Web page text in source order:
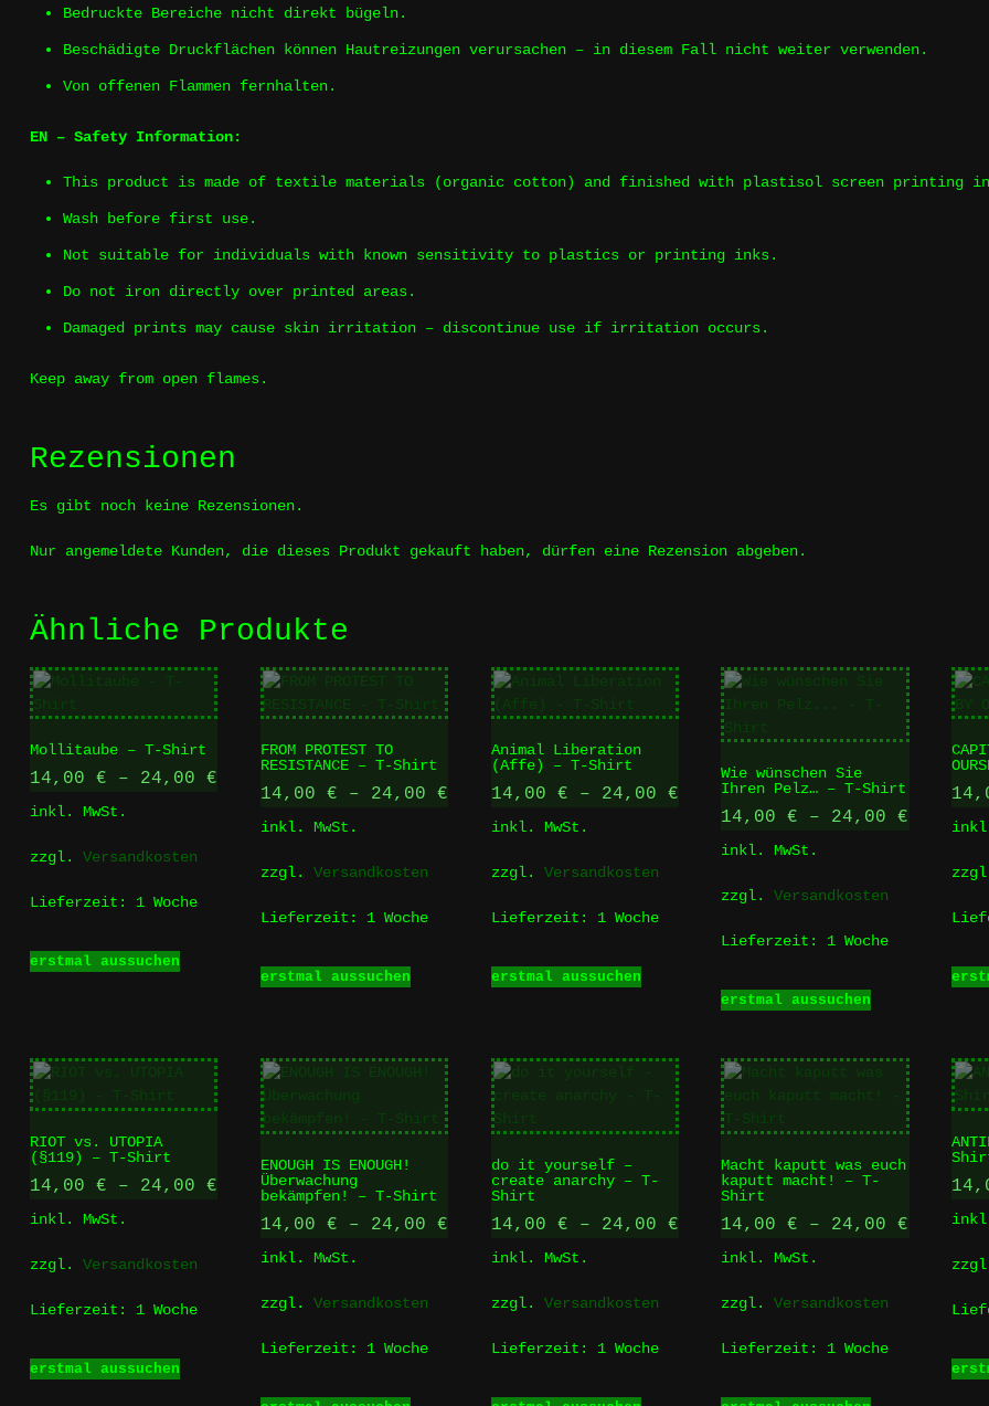
Bedruckte Bereiche nicht direkt bügeln.
Beschädigte Druckflächen können Hautreizungen verursachen – in diesem Fall nicht weiter verwenden.
Von offenen Flammen fernhalten.
EN – Safety Information:
This product is made of textile materials (organic cotton) and finished with plastisol screen printing
Wash before first use.
Not suitable for individuals with known sensitivity to plastics or printing inks.
Do not iron directly over printed areas.
Damaged prints may cause skin irritation – discontinue use if irritation occurs.
Keep away from open flames.
Rezensionen
Es gibt noch keine Rezensionen.
Nur angemeldete Kunden, die dieses Produkt gekauft haben, dürfen eine Rezension abgeben.
Ähnliche Produkte
Mollitaube – T-Shirt
14,00 € – 24,00 €
inkl. MwSt.
zzgl. Versandkosten
Lieferzeit: 1 Woche
erstmal aussuchen
Dieses
Produkt
auf.
Optionen
der
Produktseite
FROM PROTEST TO
RESISTANCE – T-Shirt
14,00 € – 24,00 €
inkl. MwSt.
zzgl. Versandkosten
Lieferzeit: 1 Woche
erstmal aussuchen
Dieses
Produkt
Varianten
auf.
Optionen
der
Produktseite
Animal Liberation
(Affe) – T-Shirt
14,00 € – 24,00 €
inkl. MwSt.
zzgl. Versandkosten
Lieferzeit: 1 Woche
erstmal aussuchen
Dieses
Produkt
Varianten
auf.
Die
Optionen
auf
Produktseite
Wie wünschen Sie
Ihren Pelz… – T-Shirt
14,00€ – 24,00€
inkl. MwSt.
zzgl.Versandkosten
Lieferzeit: 1 Woche
erstmal aussuchen
Dieses
Produkt
mehrere
Varianten
auf.
können
der
RIOT vs. UTOPIA
(§119) – T-Shirt
14,00 € – 24,00 €
inkl. MwSt.
zzgl. Versandkosten
Lieferzeit: 1 Woche
erstmal aussuchenProdukt
ENOUGH IS ENOUGH!
Überwachung
bekämpfen! – T-Shirt
14,00 € – 24,00 €
inkl. MwSt.
zzgl. Versandkosten
Lieferzeit: 1 Woche
do it yourself –
create anarchy – T-
Shirt
14,00 € – 24,00 €
inkl. MwSt.
zzgl. Versandkosten
Lieferzeit: 1 Woche
Macht kaputt was euch
kaputt macht! – T-
Shirt
14,00€ – 24,00€
inkl. MwSt.
zzgl.Versandkosten
Lieferzeit: 1 Woche